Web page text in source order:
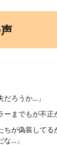
だろうか…」
ーまでもが不正
ちが偽装して
な…」